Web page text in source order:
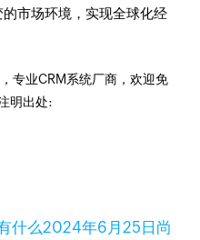
市场环境，实现全球化经
专业CRM系统厂商，欢迎免
明出处:
什么2024年6月25日 尚